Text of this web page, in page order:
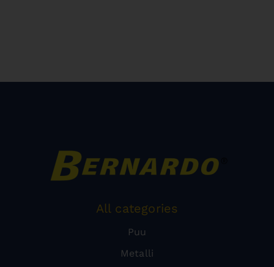
All categories
Puu
Metalli